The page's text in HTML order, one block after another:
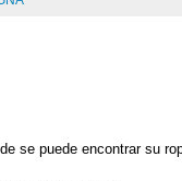
se puede encontrar su